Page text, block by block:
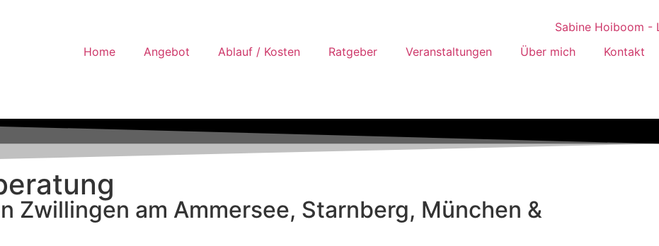
Home Angebot Ablauf / Kosten Ratgeber Veranstaltungen Über mich Kontakt
Zwillingen am Ammersee, Starnberg, München &